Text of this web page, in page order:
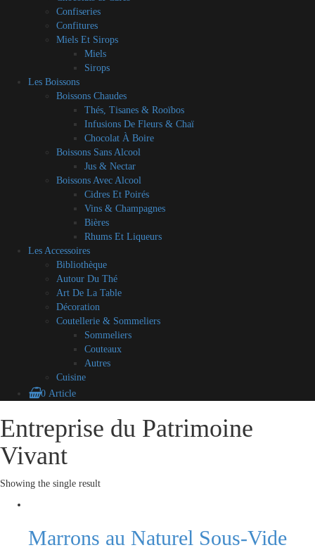
Confiseries
Confitures
Miels Et Sirops
Miels
Sirops
Les Boissons
Boissons Chaudes
Thés, Tisanes & Rooïbos
Infusions De Fleurs & Chaï
Chocolat À Boire
Boissons Sans Alcool
Jus & Nectar
Boissons Avec Alcool
Cidres Et Poirés
Vins & Champagnes
Bières
Rhums Et Liqueurs
Les Accessoires
Bibliothèque
Autour Du Thé
Art De La Table
Décoration
Coutellerie & Sommeliers
Sommeliers
Couteaux
Autres
Cuisine
0 Article
propos
compte
partenaires
Skip
to
content
Entreprise du Patrimoine
Vivant
Showing the single result
Marrons au Naturel Sous-Vide